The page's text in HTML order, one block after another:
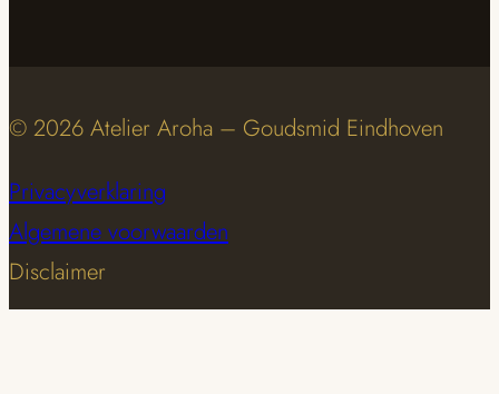
© 2026 Atelier Aroha – Goudsmid Eindhoven
Privacyverklaring
Algemene voorwaarden
Disclaimer